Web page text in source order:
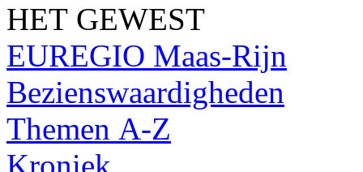
HET GEWEST
EUREGIO Maas-Rijn
Bezienswaardigheden
Themen A-Z
Kroniek